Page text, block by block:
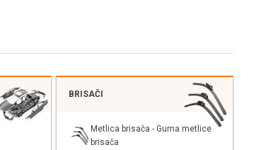
BRISAČI
Metlica brisača - Guma metlice
brisača